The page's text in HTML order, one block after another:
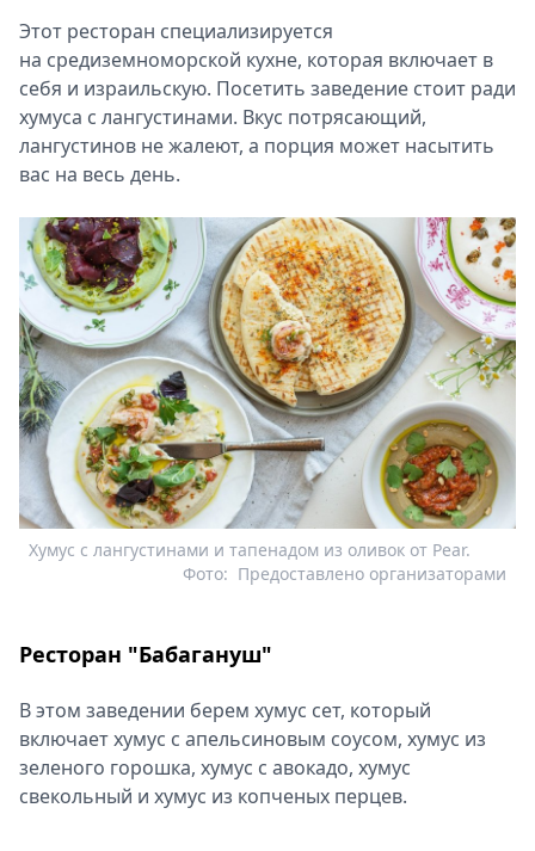
Этот ресторан специализируется
на средиземноморской кухне, которая включает в
себя и израильскую. Посетить заведение стоит ради
хумуса с лангустинами. Вкус потрясающий,
лангустинов не жалеют, а порция может насытить
вас на весь день.
Хумус с лангустинами и тапенадом из оливок от Pear.
Предоставлено организаторами
Фото:
Ресторан "Бабагануш"
В этом заведении берем хумус сет, который
включает хумус с апельсиновым соусом, хумус из
зеленого горошка, хумус с авокадо, хумус
свекольный и хумус из копченых перцев.